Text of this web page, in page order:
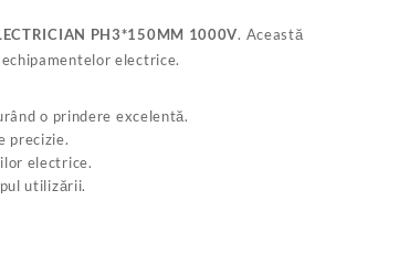
PH3*150MM 1000V. Această
electrice.
o prindere excelentă.
precizie.
electrice.
utilizării.